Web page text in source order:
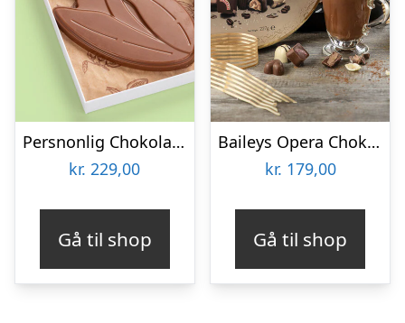
Persnonlig Chokoladeblomst med Billede
kr. 229,00
Gå til shop
Baileys Opera Chokoladeæske
kr. 179,00
Gå til shop